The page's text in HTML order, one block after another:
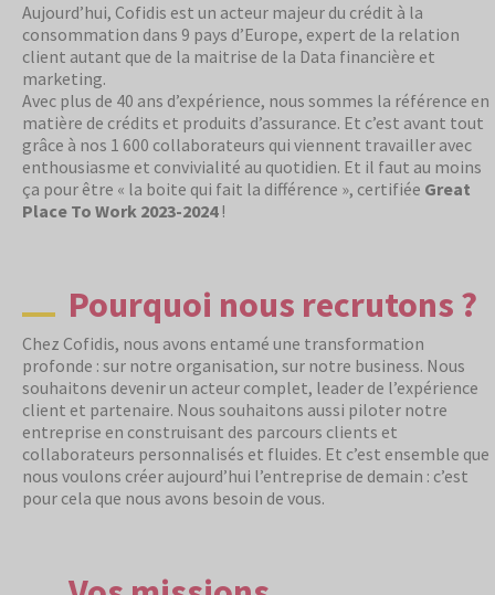
Aujourd’hui, Cofidis est un acteur majeur du crédit à la
consommation dans 9 pays d’Europe, expert de la relation
client autant que de la maitrise de la Data financière et
marketing.
Avec plus de 40 ans d’expérience, nous sommes la référence en
matière de crédits et produits d’assurance. Et c’est avant tout
grâce à nos 1 600 collaborateurs qui viennent travailler avec
enthousiasme et convivialité au quotidien. Et il faut au moins
ça pour être « la boite qui fait la différence », certifiée Great
Place To Work 2023-2024!
Pourquoi nous recrutons ?
Chez Cofidis, nous avons entamé une transformation
profonde : sur notre organisation, sur notre business. Nous
souhaitons devenir un acteur complet, leader de l’expérience
client et partenaire. Nous souhaitons aussi piloter notre
entreprise en construisant des parcours clients et
collaborateurs personnalisés et fluides. Et c’est ensemble que
nous voulons créer aujourd’hui l’entreprise de demain : c’est
pour cela que nous avons besoin de vous.